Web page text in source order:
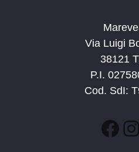
Via Luigi
38121
P.I.
Cod. SdI: